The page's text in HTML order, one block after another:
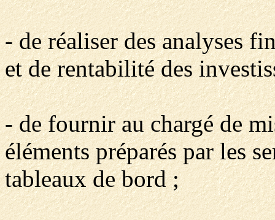
- de réaliser des analyses
et de rentabilité des
- de fournir au chargé de
éléments préparés par les
tableaux de bord ;